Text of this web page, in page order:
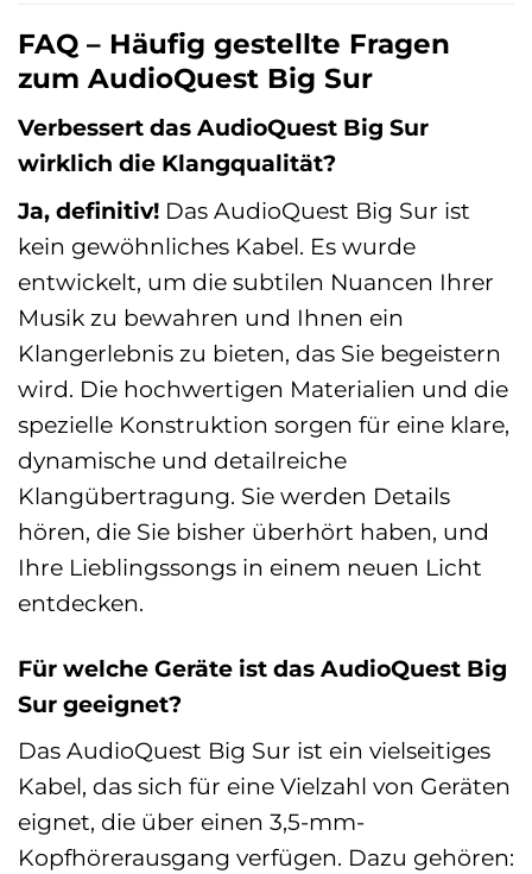
FAQ – Häufig gestellte Fragen
zum AudioQuest Big Sur
Verbessert das AudioQuest Big Sur
wirklich die Klangqualität?
Ja, definitiv! Das AudioQuest Big Sur ist
kein gewöhnliches Kabel. Es wurde
entwickelt, um die subtilen Nuancen Ihrer
Musik zu bewahren und Ihnen ein
Klangerlebnis zu bieten, das Sie begeistern
wird. Die hochwertigen Materialien und die
spezielle Konstruktion sorgen für eine klare,
dynamische und detailreiche
Klangübertragung. Sie werden Details
hören, die Sie bisher überhört haben, und
Ihre Lieblingssongs in einem neuen Licht
entdecken.
Für welche Geräte ist das AudioQuest Big
Sur geeignet?
Das AudioQuest Big Sur ist ein vielseitiges
Kabel, das sich für eine Vielzahl von Geräten
eignet, die über einen 3,5-mm-
Kopfhörerausgang verfügen. Dazu gehören: